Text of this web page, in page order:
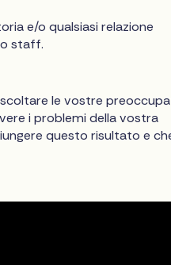
e/o qualsiasi relazione
staff.
le vostre
i problemi della vostra
questo risultato e